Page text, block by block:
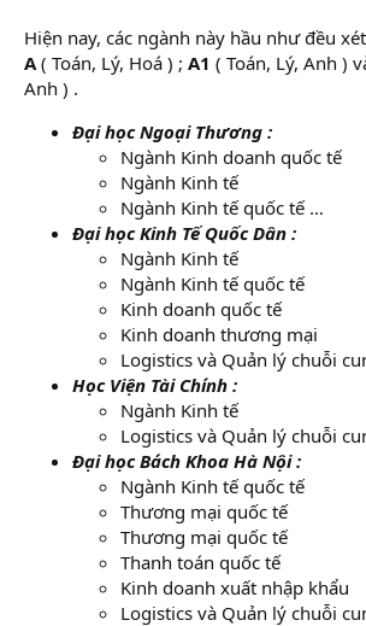
Hiện nay, các ngành này hầu như đều
A ( Toán, Lý, Hoá ) ; A1 ( Toán, Lý, Anh )
Anh ) .
Đại học Ngoại Thương :
Ngành Kinh doanh quốc tế
Ngành Kinh tế
Ngành Kinh tế quốc tế …
Đại học Kinh Tế Quốc Dân :
Ngành Kinh tế
Ngành Kinh tế quốc tế
Kinh doanh quốc tế
Kinh doanh thương mại
Logistics và Quản lý chuỗi
Học Viện Tài Chính :
Ngành Kinh tế
Logistics và Quản lý chuỗi
Đại học Bách Khoa Hà Nội :
Ngành Kinh tế quốc tế
Thương mại quốc tế
Thương mại quốc tế
Thanh toán quốc tế
Kinh doanh xuất nhập khẩu
Logistics và Quản lý chuỗi